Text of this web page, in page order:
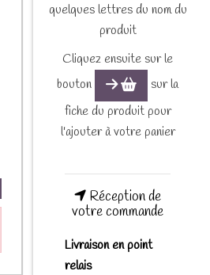
quelques lettres du nom du
produit
Cliquez ensuite sur le
bouton
sur la
fiche du produit pour
l'ajouter à votre panier
Réception de
votre commande
Livraison en point
relais